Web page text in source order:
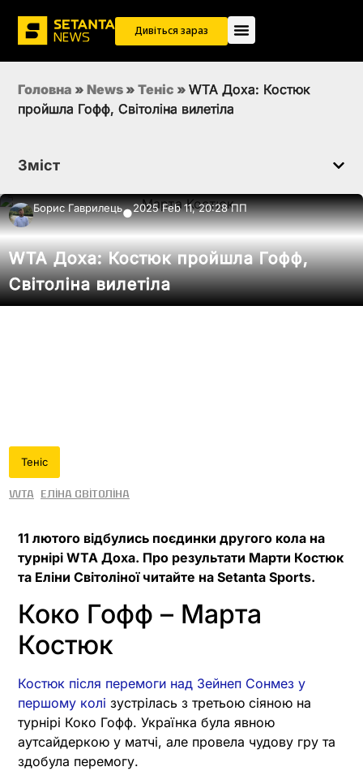
Дивіться зараз
Головна » News » Теніс » WTA Доха: Костюк
пройшла Гофф, Світоліна вилетіла
Зміст
Борис Гаврилець●2025 Feb 11, 20:28 ПП
WTA Доха: Костюк пройшла Гофф,
Світоліна вилетіла
Теніс
WTA Еліна Світоліна
11 лютого відбулись поєдинки другого кола на
турнірі WTA Доха. Про результати Марти Костюк
та Еліни Світоліної читайте на Setanta Sports.
Коко Гофф – Марта
Костюк
Костюк після перемоги над Зейнеп Сонмез у
першому колі зустрілась з третьою сіяною на
турнірі Коко Гофф. Українка була явною
аутсайдеркою у матчі, але провела чудову гру та
здобула перемогу.